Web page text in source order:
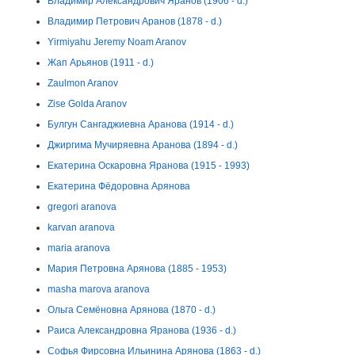
Владимир Петрович Аранов (1878 - d.)
Yirmiyahu Jeremy Noam Aranov
Жап Арьянов (1911 - d.)
Zaulmon Aranov
Zise Golda Aranov
Булгун Сангаджиевна Аранова (1914 - d.)
Джиргима Мучиряевна Аранова (1894 - d.)
Екатерина Оскаровна Яранова (1915 - 1993)
Екатерина Фёдоровна Арянова
gregori aranova
karvan aranova
maria aranova
Мария Петровна Арянова (1885 - 1953)
masha marova aranova
Ольга Семёновна Арянова (1870 - d.)
Раиса Александровна Яранова (1936 - d.)
Софья Фирсовна Ильинина Арянова (1863 - d.)